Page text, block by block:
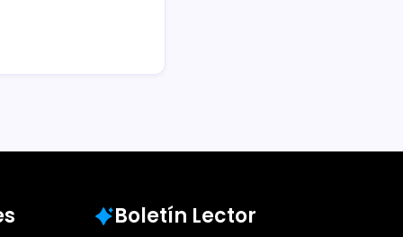
Boletín Lector